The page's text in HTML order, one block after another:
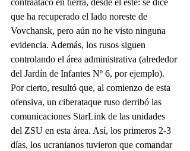
contraatacó en tierra, desde el este: se dice
que ha recuperado el lado noreste de
Vovchansk, pero aún no he visto ninguna
evidencia. Además, los rusos siguen
controlando el área administrativa (alrededor
del Jardín de Infantes Nº 6, por ejemplo).
Por cierto, resultó que, al comienzo de esta
ofensiva, un ciberataque ruso derribó las
comunicaciones StarLink de las unidades
del ZSU en esta área. Así, los primeros 2-3
días, los ucranianos tuvieron que comandar